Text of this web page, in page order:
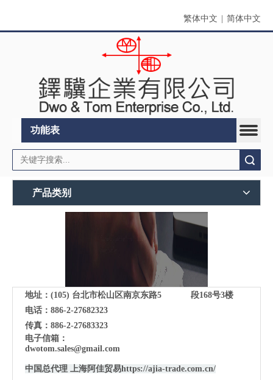
繁体中文 简体中文
功能表
产品类别
地址：(105) 台北市松山区南京东路5 段168号3楼
电话：886-2-27682323
传真：886-2-27683323
电子信箱：
dwotom.sales@gmail.com
中国总代理 上海阿佳贸易https://ajia-trade.com.cn/